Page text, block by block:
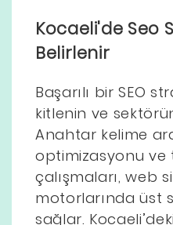
Kocaeli'de Seo
Belirlenir
Başarılı bir SEO
kitlenin ve
Anahtar kelime
optimizasyonu ve
çalışmaları, web
motorlarında üst
sağlar.